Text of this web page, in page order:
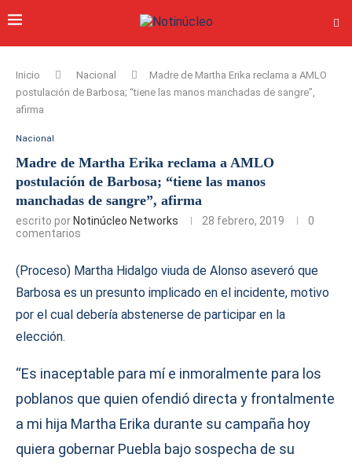
Inicio Nacional
Madre de Martha Erika reclama a AMLO
postulación de Barbosa; “tiene las manos manchadas de sangre”,
afirma
Nacional
Madre de Martha Erika reclama a AMLO
postulación de Barbosa; “tiene las manos
manchadas de sangre”, afirma
escrito por Notinúcleo Networks 28 febrero, 2019
0
comentarios
(Proceso) Martha Hidalgo viuda de Alonso aseveró que
Barbosa es un presunto implicado en el incidente, motivo
por el cual debería abstenerse de participar en la
elección.
“Es inaceptable para mí e inmoralmente para los
poblanos que quien ofendió directa y frontalmente
a mi hija Martha Erika durante su campaña hoy
quiera gobernar Puebla bajo sospecha de su